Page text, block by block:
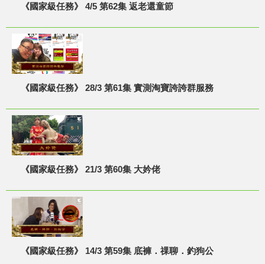
《國家級任務》 4/5 第62集 返老還童節
《國家級任務》 28/3 第61集 實測淘寶誇誇群服務
《國家級任務》 21/3 第60集 大妗佬
《國家級任務》 14/3 第59集 底褲．祼聊．釣狗公